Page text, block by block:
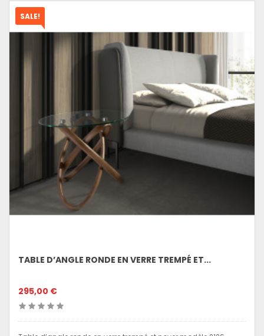
SALE!
TABLE D’ANGLE RONDE EN VERRE TREMPÉ ET...
295,00 €